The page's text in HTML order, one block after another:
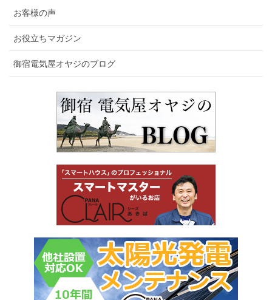
お客様の声
お役立ちマガジン
御宿電気屋オヤジのブログ